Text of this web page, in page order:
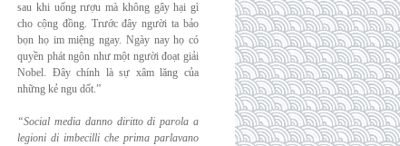
sau khi uống rượu mà không gây hại gì
cho cộng đồng. Trước đây người ta bảo
bọn họ im miệng ngay. Ngày nay họ có
quyền phát ngôn như một người đoạt giải
Nobel. Đây chính là sự xâm lăng của
những kẻ ngu dốt.”
“Social media danno diritto di parola a
legioni di imbecilli che prima parlavano